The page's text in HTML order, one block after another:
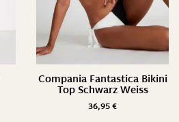
Compania Fantastica Bikini
Top Schwarz Weiss
36,95€